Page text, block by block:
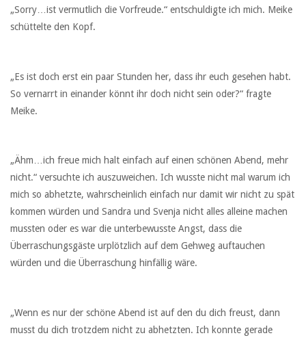
„Sorry…ist vermutlich die Vorfreude.“ entschuldigte ich mich. Meike
schüttelte den Kopf.
„Es ist doch erst ein paar Stunden her, dass ihr euch gesehen habt.
So vernarrt in einander könnt ihr doch nicht sein oder?“ fragte
Meike.
„Ähm…ich freue mich halt einfach auf einen schönen Abend, mehr
nicht.“ versuchte ich auszuweichen. Ich wusste nicht mal warum ich
mich so abhetzte, wahrscheinlich einfach nur damit wir nicht zu spät
kommen würden und Sandra und Svenja nicht alles alleine machen
mussten oder es war die unterbewusste Angst, dass die
Überraschungsgäste urplötzlich auf dem Gehweg auftauchen
würden und die Überraschung hinfällig wäre.
„Wenn es nur der schöne Abend ist auf den du dich freust, dann
musst du dich trotzdem nicht zu abhetzten. Ich konnte gerade